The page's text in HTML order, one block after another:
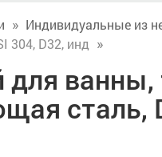
Индивидуальные из
304, D32, инд
ванны,
сталь,